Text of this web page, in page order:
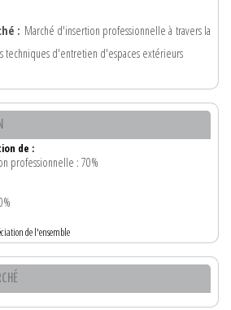
: Marché d'insertion professionnelle à travers la
techniques d'entretien d'espaces extérieurs
de :
professionnelle : 70%
de l'ensemble